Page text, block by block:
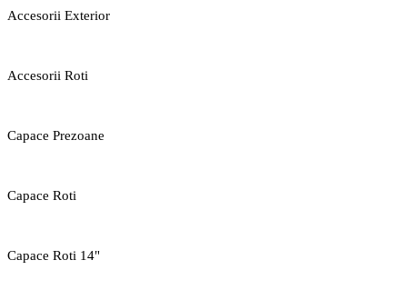
Accesorii Exterior
Accesorii Roti
Capace Prezoane
Capace Roti
Capace Roti 14"